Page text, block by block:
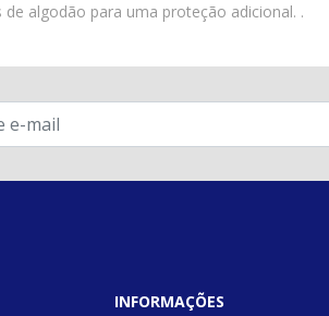
algodão para uma proteção adicional. .
INFORMAÇÕES